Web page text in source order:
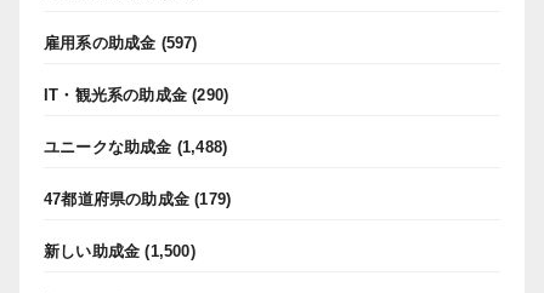
雇用系の助成金 (597)
IT・観光系の助成金 (290)
ユニークな助成金 (1,488)
47都道府県の助成金 (179)
新しい助成金 (1,500)